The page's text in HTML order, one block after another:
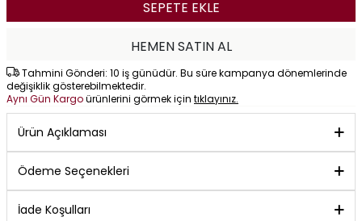
SEPETE EKLE
HEMEN SATIN AL
Tahmini Gönderi: 10 iş günüdür. Bu süre kampanya dönemlerinde
değişiklik gösterebilmektedir.
Aynı Gün Kargoürünlerini görmek için tıklayınız.
Ürün Açıklaması
Ödeme Seçenekleri
İade Koşulları